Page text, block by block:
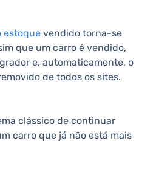
estoque vendido torna-se
que um carro é vendido,
e, automaticamente, o
de todos os sites.
clássico de continuar
carro que já não está mais